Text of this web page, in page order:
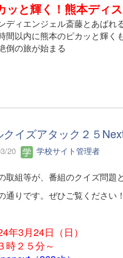
ッと輝く！熊本ディ
ジェル斎藤とあばれる君
熊本のピカッと輝くもの
旅が始まる
イズアタック２５
20 学校サイト管理者
取組等が、番組のクイズ問題
通りです。ぜひご覧ください！
年3月24日（日）
５分～